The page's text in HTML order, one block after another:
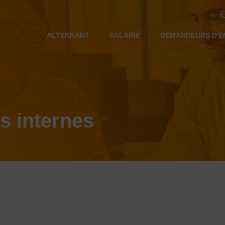
ALTERNANT SALARIÉ DEMANDEURS
internes